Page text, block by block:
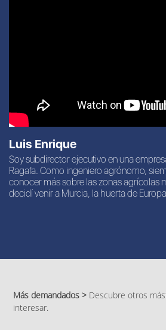
Luis Enrique
Soy subdirector ejecutivo en una
Ragafa. Como ingeniero agrónomo,
conocer más sobre las zonas agrícolas
decidí venir a Murcia, la huerta de
Más demandados > Descubre otros
interesar.